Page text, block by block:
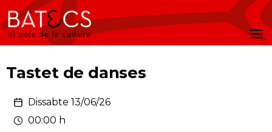
Batecs
Tastet de danses
Dissabte 13/06/26
00:00 h